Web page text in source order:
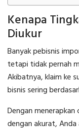
Kenapa
Diukur
Banyak pebisnis
tetapi tidak pernah
Akibatnya, klaim ke
bisnis sering
Dengan
dengan akurat,